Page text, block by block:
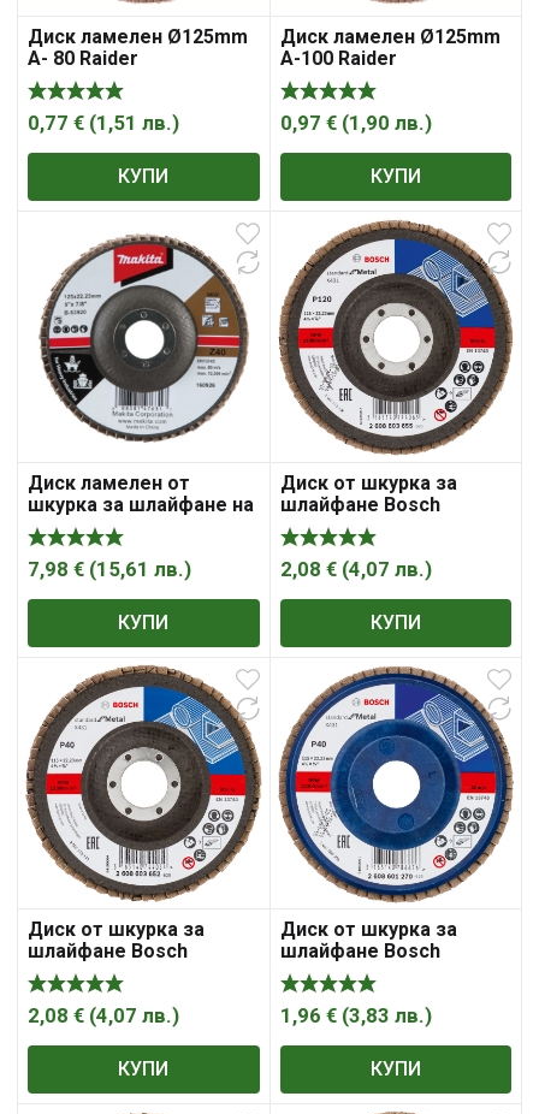
Диск ламелен Ø125mm
A- 80 Raider
0,77 € (1,51 лв.)
КУПИ
Диск ламелен Ø125mm
A-100 Raider
0,97 € (1,90 лв.)
КУПИ
Диск ламелен от
шкурка за шлайфане на
метал и неръждаема
стомана „MAKITA“
125х22.23 мм, P40, B-
7,98 € (15,61 лв.)
КУПИ
Диск от шкурка за
шлайфане Bosch
ламелен за метал 115
мм, 22.23 мм, P120,
Standard for Metal X431
2,08 € (4,07 лв.)
КУПИ
Диск от шкурка за
шлайфане Bosch
ламелен за метал 115
мм, 22.23 мм, P40,
Standard for Metal X431
2,08 € (4,07 лв.)
КУПИ
Диск от шкурка за
шлайфане Bosch
ламелен за метал 115
мм, 22.23 мм, P40,
Standard for Metal X431
1,96 € (3,83 лв.)
КУПИ